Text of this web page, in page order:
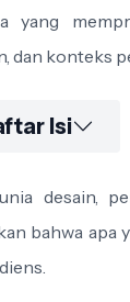
yang
dan konteks
Isi
desain,
bahwa apa